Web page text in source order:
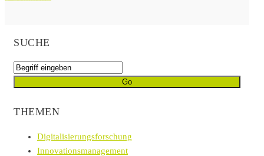
SUCHE
THEMEN
Digitalisierungsforschung
Innovationsmanagement